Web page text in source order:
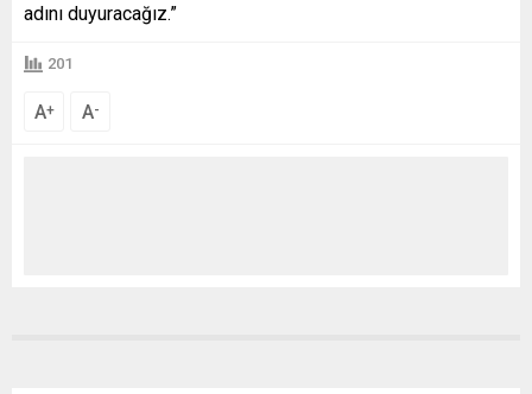
adını duyuracağız.”
201
A+ A-